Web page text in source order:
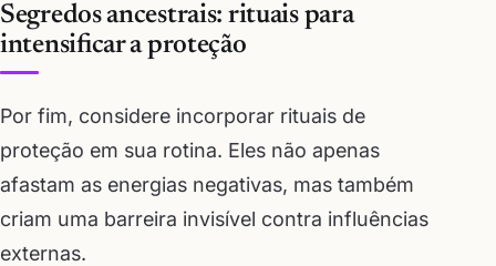
Segredos ancestrais: rituais para
intensificar a proteção
Por fim, considere incorporar rituais de
proteção em sua rotina. Eles não apenas
afastam as energias negativas, mas também
criam uma barreira invisível contra influências
externas.